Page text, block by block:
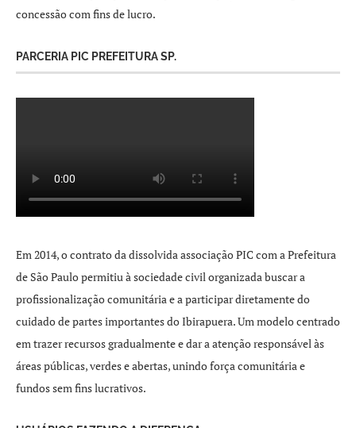
concessão com fins de lucro.
PARCERIA PIC PREFEITURA SP.
Em 2014, o contrato da dissolvida associação PIC com a Prefeitura
de São Paulo permitiu à sociedade civil organizada buscar a
profissionalização comunitária e a participar diretamente do
cuidado de partes importantes do Ibirapuera. Um modelo centrado
em trazer recursos gradualmente e dar a atenção responsável às
áreas públicas, verdes e abertas, unindo força comunitária e
fundos sem fins lucrativos.